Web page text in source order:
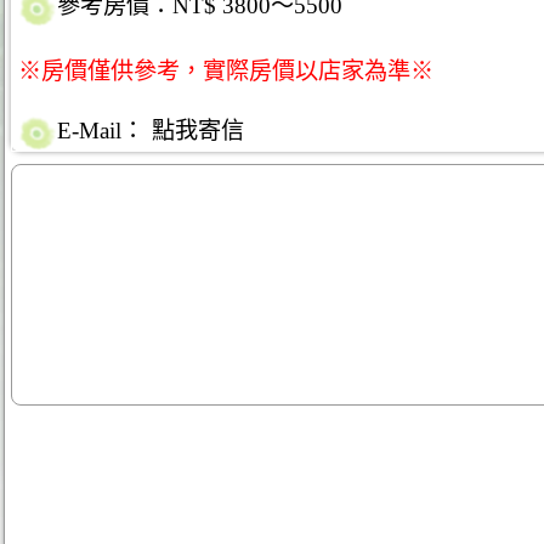
參考房價：NT$ 3800～5500
※房價僅供參考，實際房價以店家為準※
E-Mail： 點我寄信